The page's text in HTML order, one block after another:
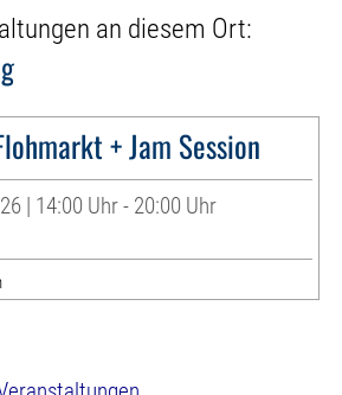
an diesem Ort:
+ Jam Session
| 14:00 Uhr - 20:00 Uhr